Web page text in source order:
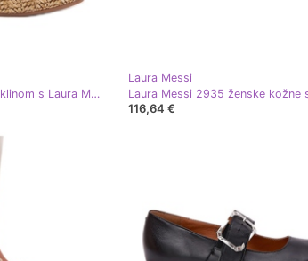
Ženske kožne sandale s klinom s Laura Messi Braid 2789 Zlotys zlatni
Laura Messi
116,64 €